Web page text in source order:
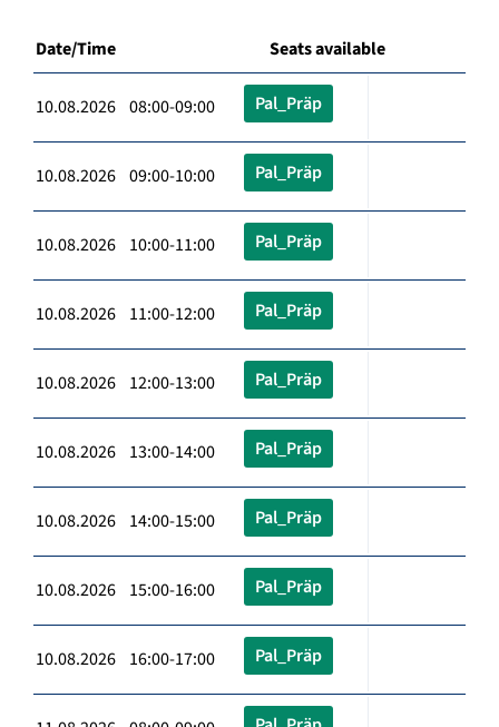
Date/Time Seats available
10.08.2026 08:00-09:00 Pal_Präp
10.08.2026 09:00-10:00 Pal_Präp
10.08.2026 10:00-11:00 Pal_Präp
10.08.2026 11:00-12:00 Pal_Präp
10.08.2026 12:00-13:00 Pal_Präp
10.08.2026 13:00-14:00 Pal_Präp
10.08.2026 14:00-15:00 Pal_Präp
10.08.2026 15:00-16:00 Pal_Präp
10.08.2026 16:00-17:00 Pal_Präp